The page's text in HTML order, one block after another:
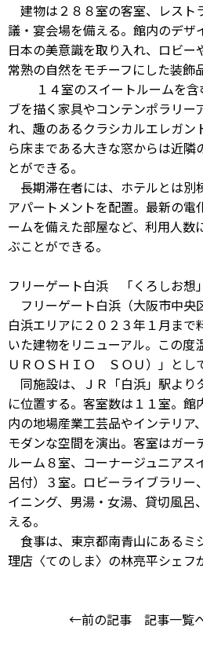
建物は２８８室の客室、レスト
議・宴会場を備える。館内のデザ
日本の美意識を取り入れ、ロビー
常熟の自然をモチーフにした装飾
１４室のスイートルームを含
ブを描く家具やコンテンポラリー
れ、趣のあるクラシカルエレガン
ら床まである大きな窓からは近隣
とができる。
長期滞在者には、ホテルとは別
アパートメントを配置。最新の電
ームを備えた部屋など、利用人数
ぶことができる。
フリーゲート白浜 「くろしお想
フリーゲート白浜（大阪市中央
白浜エリアに２０２３年１月まで
いた建物をリニューアル。この度
ＵＲＯＳＨＩＯ ＳＯＵ）」とし
同施設は、ＪＲ「白浜」駅より
に位置する。客室数は１１室。館
内の地場産業工芸品やインテリア
モダンな空間を演出。客室はガー
ルーム８室、コーナージュニアス
呂付）３室。ロビーライブラリ
イニング、男湯・女湯、貸切風呂
える。
食事は、東京都南青山にあるミ
理店〈てのしま〉の林亮平シェフ
←前の記事 記事一覧